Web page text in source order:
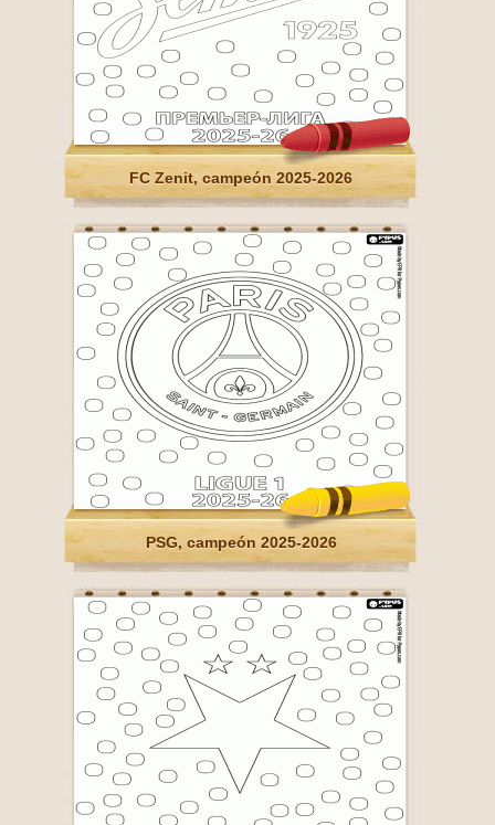
FC Zenit, campeón 2025-2026
PSG, campeón 2025-2026